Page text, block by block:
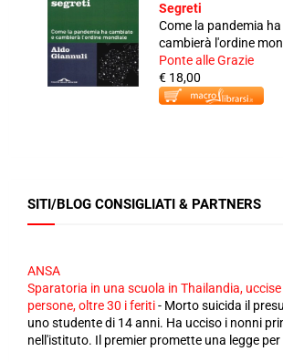
Segreti
Come la pandemia
cambierà l'ordine
Ponte alle Grazie
€ 18,00
SITI/BLOG CONSIGLIATI & PARTNERS
ANSA
Sparatoria in una scuola in Thailandia,
persone, oltre 30 i feriti- Morto suicida il
uno studente di 14 anni. Ha ucciso i nonni
nell'istituto. Il premier promette una legge